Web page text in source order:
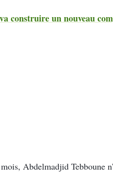
construire un nouveau
Abdelmadjid Tebboune